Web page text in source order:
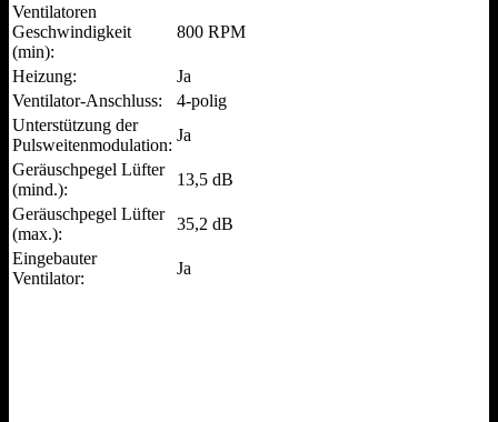
Ventilatoren
Geschwindigkeit
(min):
800 RPM
Heizung:
Ja
Ventilator-Anschluss:
4-polig
Unterstützung der
Pulsweitenmodulation:
Ja
Geräuschpegel Lüfter
(mind.):
13,5 dB
Geräuschpegel Lüfter
(max.):
35,2 dB
Eingebauter
Ventilator:
Ja